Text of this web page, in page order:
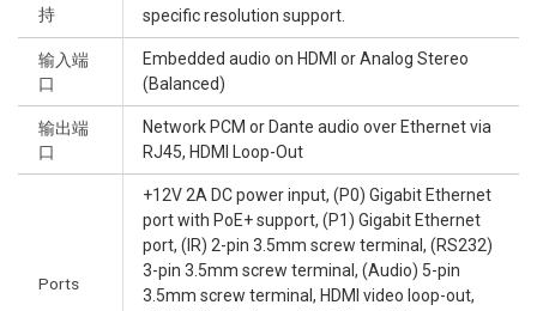
持
specific resolution support.
输入端
口
Embedded audio on HDMI or Analog Stereo
(Balanced)
输出端
口
Network PCM or Dante audio over Ethernet via
RJ45, HDMI Loop-Out
Ports
+12V 2A DC power input, (P0) Gigabit Ethernet
port with PoE+ support, (P1) Gigabit Ethernet
port, (IR) 2-pin 3.5mm screw terminal, (RS232)
3-pin 3.5mm screw terminal, (Audio) 5-pin
3.5mm screw terminal, HDMI video loop-out,